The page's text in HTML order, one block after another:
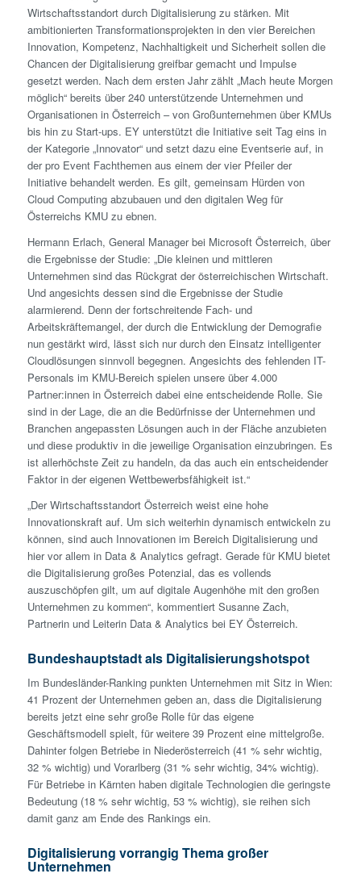
Wirtschaftsstandort durch Digitalisierung zu stärken. Mit
ambitionierten Transformationsprojekten in den vier Bereichen
Innovation, Kompetenz, Nachhaltigkeit und Sicherheit sollen die
Chancen der Digitalisierung greifbar gemacht und Impulse
gesetzt werden. Nach dem ersten Jahr zählt „Mach heute Morgen
möglich“ bereits über 240 unterstützende Unternehmen und
Organisationen in Österreich – von Großunternehmen über KMUs
bis hin zu Start-ups. EY unterstützt die Initiative seit Tag eins in
der Kategorie „Innovator“ und setzt dazu eine Eventserie auf, in
der pro Event Fachthemen aus einem der vier Pfeiler der
Initiative behandelt werden. Es gilt, gemeinsam Hürden von
Cloud Computing abzubauen und den digitalen Weg für
Österreichs KMU zu ebnen.
Hermann Erlach, General Manager bei Microsoft Österreich, über
die Ergebnisse der Studie: „Die kleinen und mittleren
Unternehmen sind das Rückgrat der österreichischen Wirtschaft.
Und angesichts dessen sind die Ergebnisse der Studie
alarmierend. Denn der fortschreitende Fach- und
Arbeitskräftemangel, der durch die Entwicklung der Demografie
nun gestärkt wird, lässt sich nur durch den Einsatz intelligenter
Cloudlösungen sinnvoll begegnen. Angesichts des fehlenden IT-
Personals im KMU-Bereich spielen unsere über 4.000
Partner:innen in Österreich dabei eine entscheidende Rolle. Sie
sind in der Lage, die an die Bedürfnisse der Unternehmen und
Branchen angepassten Lösungen auch in der Fläche anzubieten
und diese produktiv in die jeweilige Organisation einzubringen. Es
ist allerhöchste Zeit zu handeln, da das auch ein entscheidender
Faktor in der eigenen Wettbewerbsfähigkeit ist.“
„Der Wirtschaftsstandort Österreich weist eine hohe
Innovationskraft auf. Um sich weiterhin dynamisch entwickeln zu
können, sind auch Innovationen im Bereich Digitalisierung und
hier vor allem in Data & Analytics gefragt. Gerade für KMU bietet
die Digitalisierung großes Potenzial, das es vollends
auszuschöpfen gilt, um auf digitale Augenhöhe mit den großen
Unternehmen zu kommen“, kommentiert Susanne Zach,
Partnerin und Leiterin Data & Analytics bei EY Österreich.
Bundeshauptstadt als Digitalisierungshotspot
Im Bundesländer-Ranking punkten Unternehmen mit Sitz in Wien:
41 Prozent der Unternehmen geben an, dass die Digitalisierung
bereits jetzt eine sehr große Rolle für das eigene
Geschäftsmodell spielt, für weitere 39 Prozent eine mittelgroße.
Dahinter folgen Betriebe in Niederösterreich (41 % sehr wichtig,
32 % wichtig) und Vorarlberg (31 % sehr wichtig, 34% wichtig).
Für Betriebe in Kärnten haben digitale Technologien die geringste
Bedeutung (18 % sehr wichtig, 53 % wichtig), sie reihen sich
damit ganz am Ende des Rankings ein.
Digitalisierung vorrangig Thema großer
Unternehmen